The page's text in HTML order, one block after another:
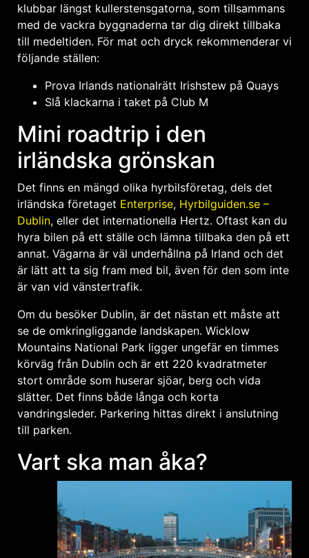
klubbar längst kullerstensgatorna, som tillsammans
med de vackra byggnaderna tar dig direkt tillbaka
till medeltiden. För mat och dryck rekommenderar vi
följande ställen:
Prova Irlands nationalrätt Irishstew på Quays
Slå klackarna i taket på Club M
Mini roadtrip i den
irländska grönskan
Det finns en mängd olika hyrbilsföretag, dels det
irländska företaget Enterprise, Hyrbilguiden.se –
Dublin, eller det internationella Hertz. Oftast kan du
hyra bilen på ett ställe och lämna tillbaka den på ett
annat. Vägarna är väl underhållna på Irland och det
är lätt att ta sig fram med bil, även för den som inte
är van vid vänstertrafik.
Om du besöker Dublin, är det nästan ett måste att
se de omkringliggande landskapen. Wicklow
Mountains National Park ligger ungefär en timmes
körväg från Dublin och är ett 220 kvadratmeter
stort område som huserar sjöar, berg och vida
slätter. Det finns både långa och korta
vandringsleder. Parkering hittas direkt i anslutning
till parken.
Vart ska man åka?